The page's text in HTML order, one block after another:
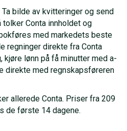
bilde av kvitteringer og send
Conta innholdet og
med markedets beste
regninger direkte fra Conta
lønn på få minutter med a-
direkte med regnskapsføreren
allerede Conta. Priser fra 209
de første 14 dagene.